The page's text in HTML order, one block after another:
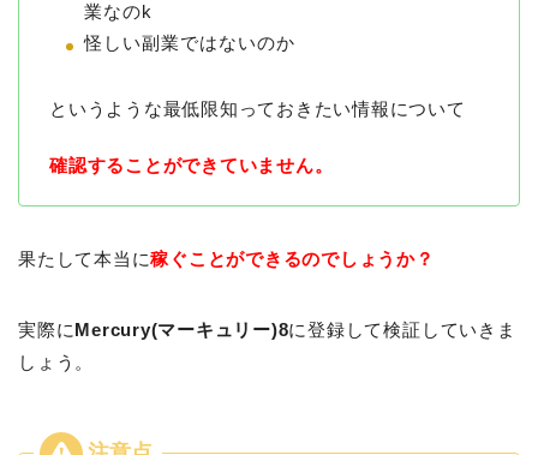
業なのk
怪しい副業ではないのか
というような最低限知っておきたい情報について
確認することができていません。
果たして本当に稼ぐことができるのでしょうか？
実際にMercury(マーキュリー)8に登録して検証していきま
しょう。